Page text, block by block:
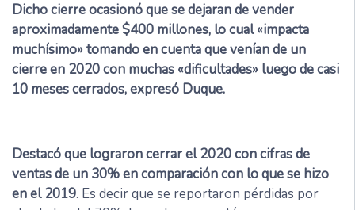
Dicho cierre ocasionó que se dejaran de vender
aproximadamente $400 millones, lo cual «impacta
muchísimo» tomando en cuenta que venían de un
cierre en 2020 con muchas «dificultades» luego de casi
10 meses cerrados, expresó Duque.
Destacó que lograron cerrar el 2020 con cifras de
ventas de un 30% en comparación con lo que se hizo
en el 2019. Es decir que se reportaron pérdidas por